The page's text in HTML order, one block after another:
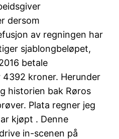
dersom
av regningen har
sjablongbeløpet,
betale
kroner. Herunder
historien bak Røros
Plata regner jeg
kjøpt . Denne
in-scenen på